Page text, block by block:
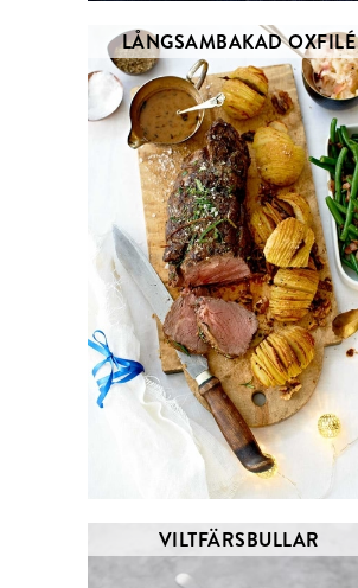
LÅNGSAMBAKAD OXFILÉ
VILTFÄRSBULLAR